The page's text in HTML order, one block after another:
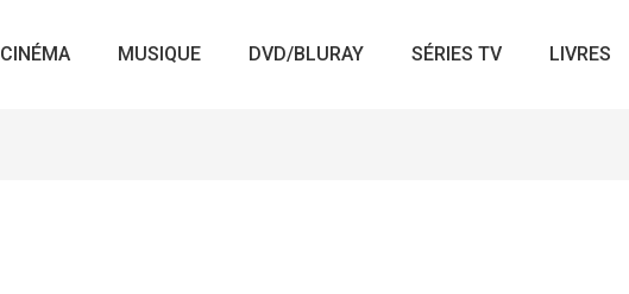
CINÉMA MUSIQUE DVD/BLURAY SÉRIES TV LIVRES